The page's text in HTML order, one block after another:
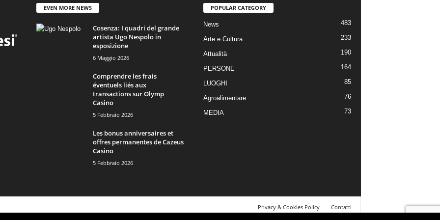
EVEN MORE NEWS
Cosenza: I quadri del grande
artista Ugo Nespolo in
esposizione
6 Maggio 2026
Comprendre les frais
éventuels liés aux
transactions sur Olymp
Casino
5 Febbraio 2026
Les bonus anniversaires et
offres permanentes de Cazeus
Casino
5 Febbraio 2026
POPULAR CATEGORY
News 483
Arte e Cultura 233
Attualità 190
PERSONE 164
LUOGHI 85
Agroalimentare 76
MEDIA 73
Privacy & Cookies Policy Contatti